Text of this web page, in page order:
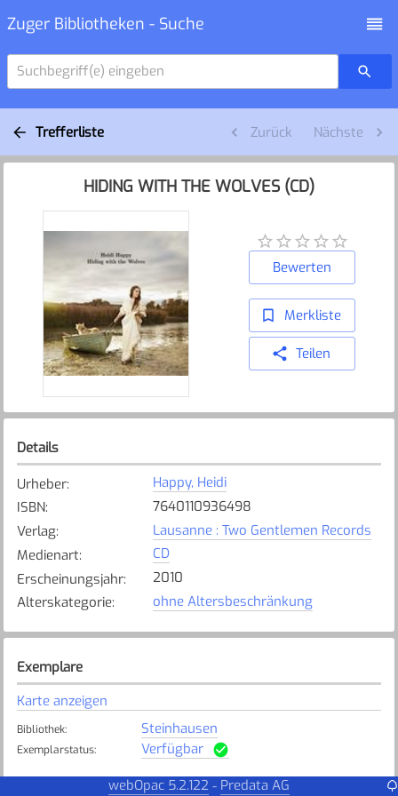
Zuger Bibliotheken - Suche
Suchbegriff(e) eingeben
Trefferliste Zurück Nächste
HIDING WITH THE WOLVES (CD)
Bewerten
Merkliste
Teilen
Details
Urheber:
Happy, Heidi
ISBN:
7640110936498
Verlag:
Lausanne : Two Gentlemen Records
Medienart:
CD
Erscheinungsjahr:
2010
Alterskategorie: ohne Altersbeschränkung
Exemplare
Karte anzeigen
Bibliothek: Steinhausen
Exemplarstatus: Verfügbar
webOpac 5.2.122 - Predata AG